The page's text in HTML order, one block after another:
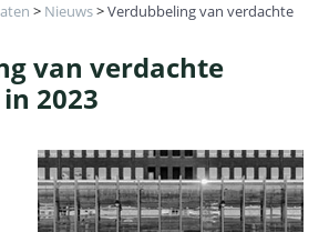
> Nieuws>Verdubbeling van verdachte
van verdachte
2023